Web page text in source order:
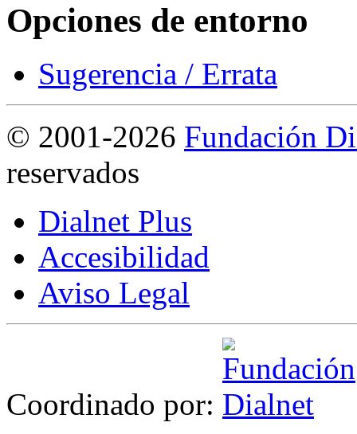
Opciones de entorno
Sugerencia / Errata
© 2001-2026 Fundación
reservados
Dialnet Plus
Accesibilidad
Aviso Legal
Coordinado por: